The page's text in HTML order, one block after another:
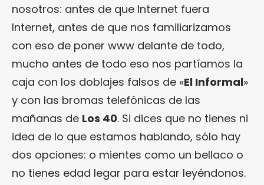
nosotros: antes de que Internet fuera
Internet, antes de que nos familiarizamos
con eso de poner www delante de todo,
mucho antes de todo eso nos partíamos la
caja con los doblajes falsos de «El Informal»
y con las bromas telefónicas de las
mañanas de Los 40. Si dices que no tienes ni
idea de lo que estamos hablando, sólo hay
dos opciones: o mientes como un bellaco o
no tienes edad legar para estar leyéndonos.